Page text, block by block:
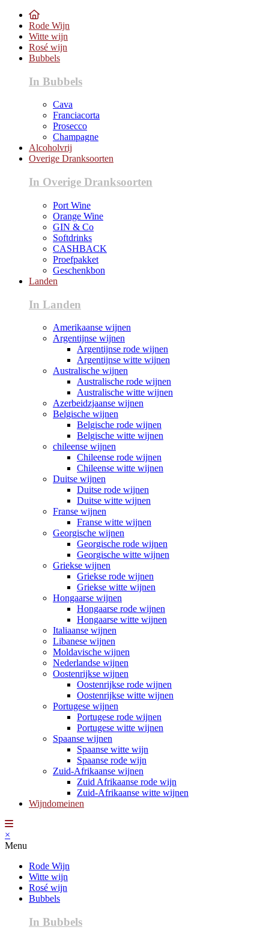
Rode Wijn
Witte wijn
Rosé wijn
Bubbels
In Bubbels
Cava
Franciacorta
Prosecco
Champagne
Alcoholvrij
Overige Dranksoorten
In Overige Dranksoorten
Port Wine
Orange Wine
GIN & Co
Softdrinks
CASHBACK
Proefpakket
Geschenkbon
Landen
In Landen
Amerikaanse wijnen
Argentijnse wijnen
Argentijnse rode wijnen
Argentijnse witte wijnen
Australische wijnen
Australische rode wijnen
Australische witte wijnen
Azerbeidzjaanse wijnen
Belgische wijnen
Belgische rode wijnen
Belgische witte wijnen
chileense wijnen
Chileense rode wijnen
Chileense witte wijnen
Duitse wijnen
Duitse rode wijnen
Duitse witte wijnen
Franse wijnen
Franse witte wijnen
Georgische wijnen
Georgische rode wijnen
Georgische witte wijnen
Griekse wijnen
Griekse rode wijnen
Griekse witte wijnen
Hongaarse wijnen
Hongaarse rode wijnen
Hongaarse witte wijnen
Italiaanse wijnen
Libanese wijnen
Moldavische wijnen
Nederlandse wijnen
Oostenrijkse wijnen
Oostenrijkse rode wijnen
Oostenrijkse witte wijnen
Portugese wijnen
Portugese rode wijnen
Portugese witte wijnen
Spaanse wijnen
Spaanse witte wijn
Spaanse rode wijn
Zuid-Afrikaanse wijnen
Zuid Afrikaanse rode wijn
Zuid-Afrikaanse witte wijnen
Wijndomeinen
×
Menu
Rode Wijn
Witte wijn
Rosé wijn
Bubbels
In Bubbels